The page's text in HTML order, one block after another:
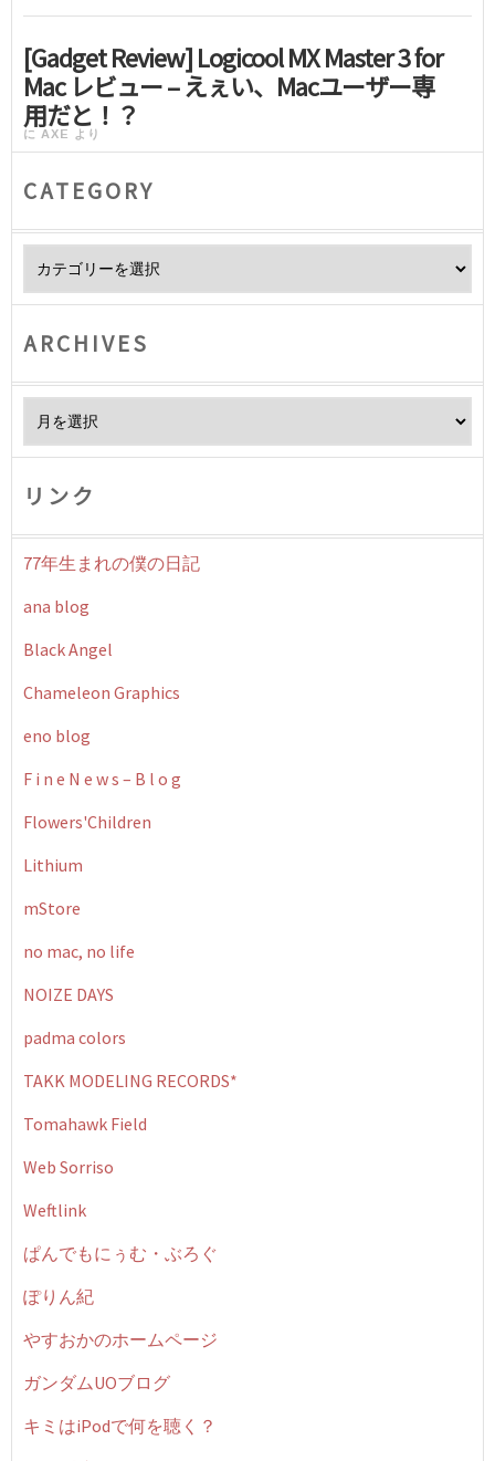
[Gadget Review] Logicool MX Master 3 for
Mac レビュー – えぇい、Macユーザー専
用だと！？
に AXE より
CATEGORY
ARCHIVES
リンク
77年生まれの僕の日記
ana blog
Black Angel
Chameleon Graphics
eno blog
F i n e N e w s – B l o g
Flowers'Children
Lithium
mStore
no mac, no life
NOIZE DAYS
padma colors
TAKK MODELING RECORDS*
Tomahawk Field
Web Sorriso
Weftlink
ぱんでもにぅむ・ぶろぐ
ぽりん紀
やすおかのホームページ
ガンダムUOブログ
キミはiPodで何を聴く？